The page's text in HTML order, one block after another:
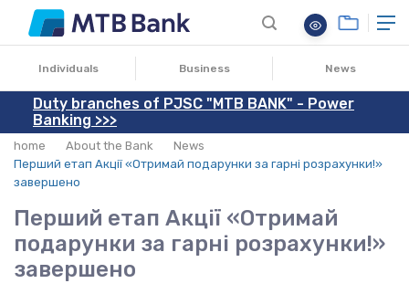
Individuals Business News
Duty branches of PJSC "MTB BANK" - Power
Banking >>>
home About the Bank
News
Перший етап Акції «Отримай подарунки за гарні розрахунки!»
завершено
Перший етап Акції «Отримай
подарунки за гарні розрахунки!»
завершено
23.02.2021